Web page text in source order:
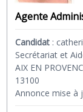
Agente
Candidat :
Secrétariat et
AIX EN
13100
Annonce mise à